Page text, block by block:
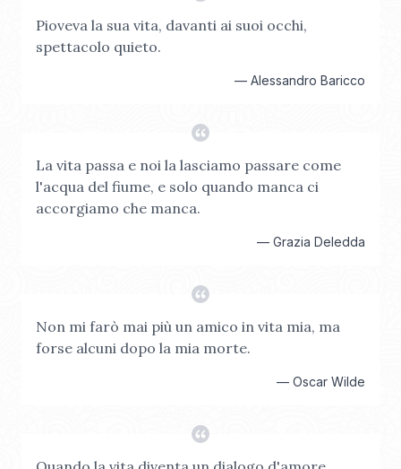
Pioveva la sua vita, davanti ai suoi occhi,
spettacolo quieto.
— Alessandro Baricco
La vita passa e noi la lasciamo passare come
l'acqua del fiume, e solo quando manca ci
accorgiamo che manca.
— Grazia Deledda
Non mi farò mai più un amico in vita mia, ma
forse alcuni dopo la mia morte.
— Oscar Wilde